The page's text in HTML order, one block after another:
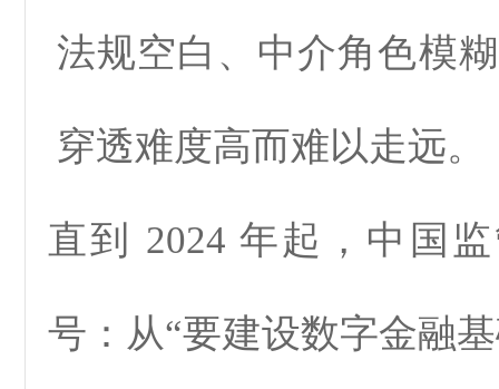
法规空白、中介角色模
穿透难度高而难以走远。
直到 2024 年起，中国
号：从“要建设数字金融